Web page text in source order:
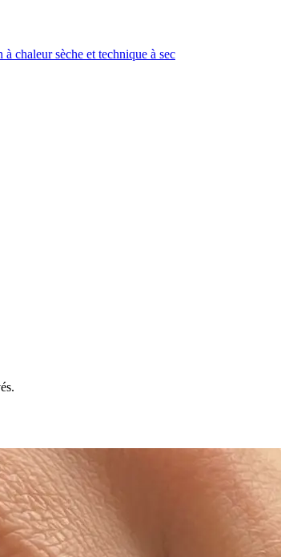
chaleur sèche et technique à sec